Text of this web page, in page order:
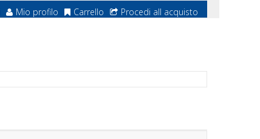
Mio profilo Carrello Procedi all acquisto